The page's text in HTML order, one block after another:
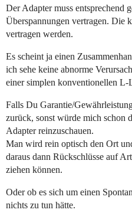
Der Adapter muss entsprechend
Überspannungen vertragen. Die
vertragen werden.
Es scheint ja einen
ich sehe keine abnorme
einer simplen konventionellen L-
Falls Du Garantie/
zurück, sonst würde mich schon
Adapter reinzuschauen.
Man wird rein optisch den Ort
daraus dann Rückschlüsse auf
ziehen können.
Oder ob es sich um einen
nichts zu tun hätte.